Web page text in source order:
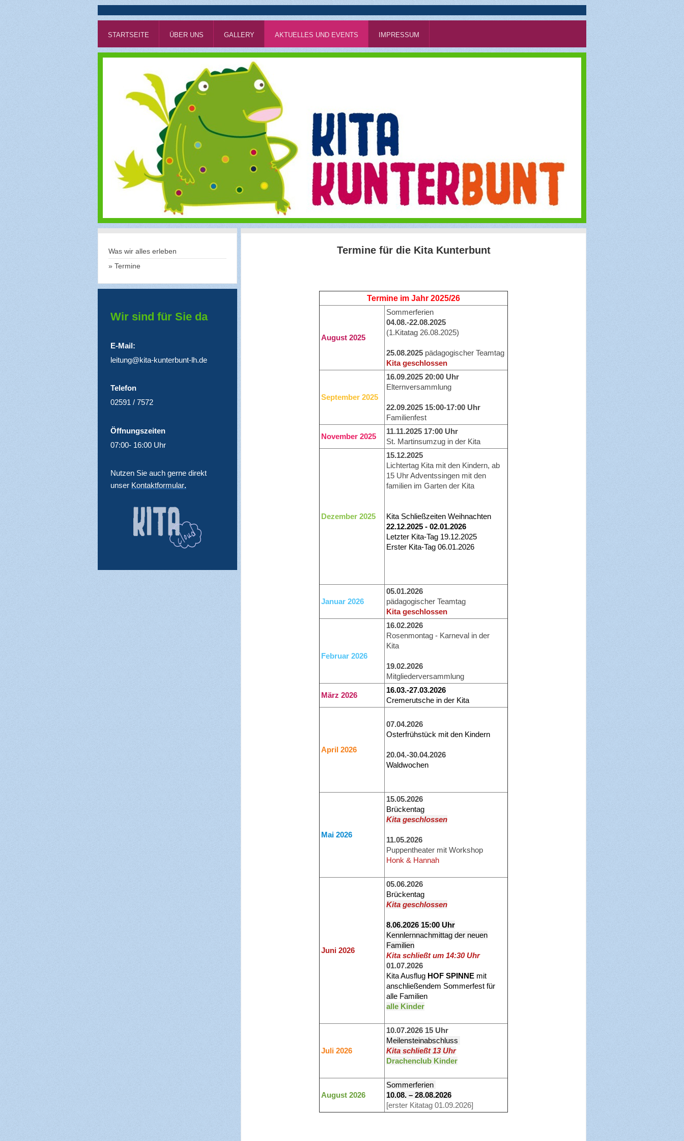
STARTSEITE ÜBER UNS GALLERY AKTUELLES UND EVENTS IMPRESSUM
Termine für die Kita Kunterbunt
Termine im Jahr 2025/26
August 2025
Sommerferien
04.08.-22.08.2025
(1.Kitatag 26.08.2025)
25.08.2025 pädagogischer Teamtag
Kita geschlossen
September 2025
16.09.2025 20:00 Uhr
Elternversammlung
22.09.2025 15:00-17:00 Uhr
Familienfest
November 2025
11.11.2025 17:00 Uhr
St. Martinsumzug in der Kita
Dezember 2025
15.12.2025
Lichtertag Kita mit den Kindern, ab
15 Uhr Adventssingen mit den
familien im Garten der Kita
Kita Schließzeiten Weihnachten
22.12.2025 - 02.01.2026
Letzter Kita-Tag 19.12.2025
Erster Kita-Tag 06.01.2026
Januar 2026
05.01.2026
pädagogischer Teamtag
Kita geschlossen
Februar 2026
16.02.2026
Rosenmontag - Karneval in der
Kita
19.02.2026
Mitgliederversammlung
März 2026
16.03.-27.03.2026
Cremerutsche in der Kita
April 2026
07.04.2026
Osterfrühstück mit den Kindern
20.04.-30.04.2026
Waldwochen
Mai 2026
15.05.2026
Brückentag
Kita geschlossen
11.05.2026
Puppentheater mit Workshop
Honk & Hannah
Juni 2026
05.06.2026
Brückentag
Kita geschlossen
8.06.2026 15:00 Uhr
Kennlernnachmittag der neuen
Familien
Kita schließt um 14:30 Uhr
01.07.2026
Kita Ausflug HOF SPINNE mit
anschließendem Sommerfest für
alle Familien
alle Kinder
Juli 2026
10.07.2026 15 Uhr
Meilensteinabschluss
Kita schließt 13 Uhr
Drachenclub Kinder
August 2026
Sommerferien
10.08. – 28.08.2026
[erster Kitatag 01.09.2026]
Was wir alles erleben
Termine
Wir sind für Sie da
E-Mail:
leitung@kita-kunterbunt-lh.de
Telefon
02591 / 7572
Öffnungszeiten
07:00- 16:00 Uhr
Nutzen Sie auch gerne direkt
unser Kontaktformular.